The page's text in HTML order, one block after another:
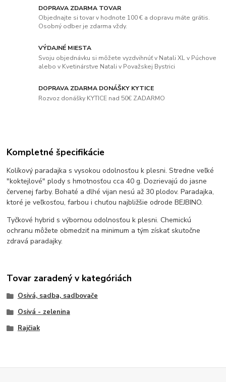
DOPRAVA ZDARMA TOVAR
Objednajte si tovar v hodnote 100 € a dopravu máte grátis.
Osobný odber je zdarma vždy.
VÝDAJNÉ MIESTA
Svoju objednávku si môžete vyzdvihnúť v Natali XL v Púchove
alebo v Kvetinárstve Natali v Považskej Bystrici
DOPRAVA ZDARMA DONÁŠKY KYTICE
Rozvoz donášky KYTICE nad 50€ ZADARMO
Kompletné špecifikácie
Kolíkový paradajka s vysokou odolnosťou k plesni. Stredne veľké
"koktejlové" plody s hmotnosťou cca 40 g. Dozrievajú do jasne
červenej farby. Bohaté a dlhé vijan nesú až 30 plodov. Paradajka,
ktoré je veľkosťou, farbou i chuťou najbližšie odrode BEJBINO.
Tyčkové hybrid s výbornou odolnosťou k plesni. Chemickú
ochranu môžete obmedziť na minimum a tým získať skutočne
zdravá paradajky.
Tovar zaradený v kategóriách
Osivá, sadba, sadbovače
Osivá - zelenina
Rajčiak